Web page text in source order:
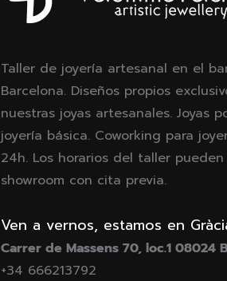
Taller de joyería artesanal en el
Barcelona. Diseños propios
nuestras joyas artesanales. Joyas
joyería básica. Coworking para
24h. Los horarios del taller
showroom con cita previa.
Ven a vernos, estamos en
Carrer de Massens 70, loc.1 08024
+34 666213792